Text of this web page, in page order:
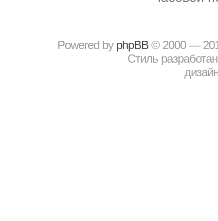
Powered by рhрBВ © 2000 —
Стиль